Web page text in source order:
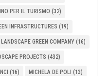
PER IL TURISMO (32)
INFRASTRUCTURES (19)
LANDSCAPE GREEN COMPANY (16)
PROJECTS (432)
(16) MICHELA DE POLI (13)